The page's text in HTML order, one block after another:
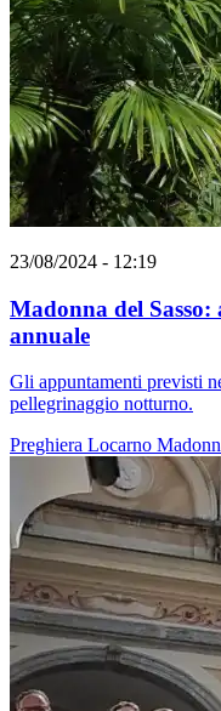
23/08/2024 - 12:19
Madonna del Sasso:
annuale
Gli appuntamenti previsti
pellegrinaggio notturno.
Preghiera Locarno